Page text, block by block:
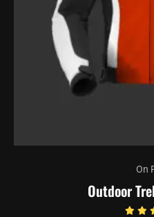
On
Outdoor